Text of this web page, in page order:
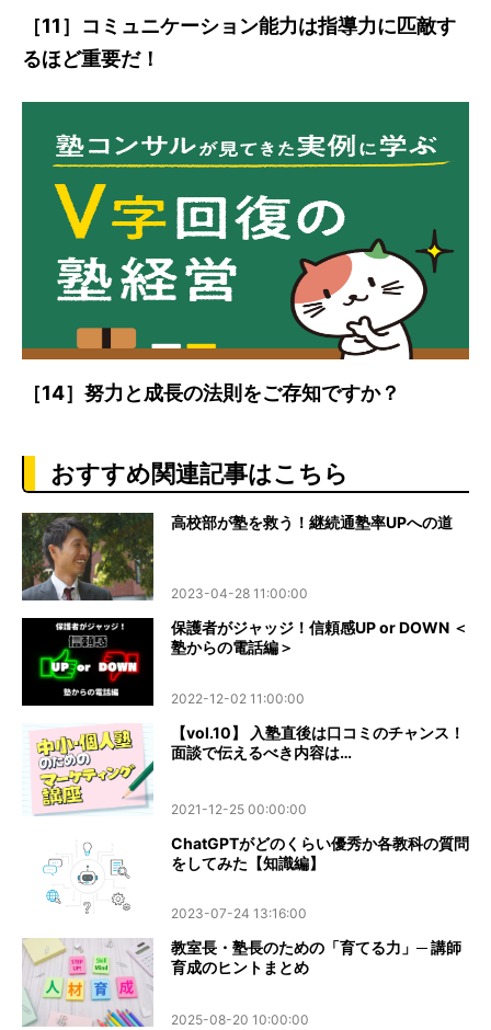
［11］コミュニケーション能力は指導力に匹敵す
るほど重要だ！
［14］努力と成長の法則をご存知ですか？
おすすめ関連記事はこちら
高校部が塾を救う！継続通塾率UPへの道
2023-04-28 11:00:00
保護者がジャッジ！信頼感UP or DOWN ＜
塾からの電話編＞
2022-12-02 11:00:00
【vol.10】 入塾直後は口コミのチャンス！
面談で伝えるべき内容は…
2021-12-25 00:00:00
ChatGPTがどのくらい優秀か各教科の質問
をしてみた【知識編】
2023-07-24 13:16:00
教室長・塾長のための「育てる力」─ 講師
育成のヒントまとめ
2025-08-20 10:00:00